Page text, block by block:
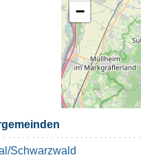
−
Schwarzwald